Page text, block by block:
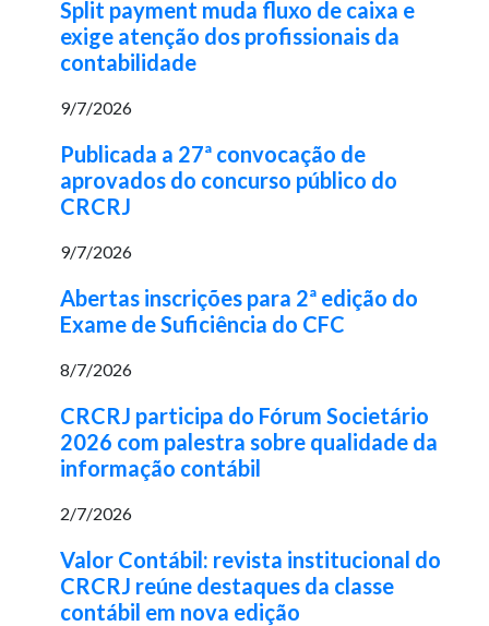
Split payment muda fluxo de caixa e
exige atenção dos profissionais da
contabilidade
9/7/2026
Publicada a 27ª convocação de
aprovados do concurso público do
CRCRJ
9/7/2026
Abertas inscrições para 2ª edição do
Exame de Suficiência do CFC
8/7/2026
CRCRJ participa do Fórum Societário
2026 com palestra sobre qualidade da
informação contábil
2/7/2026
Valor Contábil: revista institucional do
CRCRJ reúne destaques da classe
contábil em nova edição